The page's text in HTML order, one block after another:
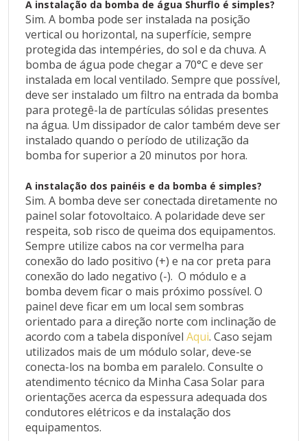
quatro metros pela tubulação.
A instalação da bomba de água Shurflo é
simples?
Sim. A bomba pode ser instalada na posição vertical
ou horizontal, na superfície, sempre protegida das
intempéries, do sol e da chuva. A bomba de água
pode chegar a 70°C e deve ser instalada em local
ventilado. Sempre que possível, deve ser instalado
um filtro na entrada da bomba para protegê-la de
partículas sólidas presentes na água. Um dissipador
de calor também deve ser instalado quando o
período de utilização da bomba for superior a 20
minutos por hora.
A instalação dos painéis e da bomba é simples?
Sim. A bomba deve ser conectada diretamente no
painel solar fotovoltaico. A polaridade deve ser
respeita, sob risco de queima dos equipamentos.
Sempre utilize cabos na cor vermelha para conexão
do lado positivo (+) e na cor preta para conexão do
lado negativo (-). O módulo e a bomba devem ficar
o mais próximo possível. O painel deve ficar em um
local sem sombras orientado para a direção norte
com inclinação de acordo com a tabela disponível
Aqui
. Caso sejam utilizados mais de um módulo solar,
A instalação da bomba de água Shurflo é simples?
Sim. A bomba pode ser instalada na posição
vertical ou horizontal, na superfície, sempre
protegida das intempéries, do sol e da chuva. A
bomba de água pode chegar a 70°C e deve ser
instalada em local ventilado. Sempre que possível,
deve ser instalado um filtro na entrada da bomba
para protegê-la de partículas sólidas presentes
na água. Um dissipador de calor também deve ser
instalado quando o período de utilização da
bomba for superior a 20 minutos por hora.
A instalação dos painéis e da bomba é simples?
Sim. A bomba deve ser conectada diretamente no
painel solar fotovoltaico. A polaridade deve ser
respeita, sob risco de queima dos equipamentos.
Sempre utilize cabos na cor vermelha para
conexão do lado positivo (+) e na cor preta para
conexão do lado negativo (-). O módulo e a
bomba devem ficar o mais próximo possível. O
painel deve ficar em um local sem sombras
orientado para a direção norte com inclinação de
acordo com a tabela disponível Aqui. Caso sejam
utilizados mais de um módulo solar, deve-se
conecta-los na bomba em paralelo. Consulte o
atendimento técnico da Minha Casa Solar para
orientações acerca da espessura adequada dos
condutores elétricos e da instalação dos
equipamentos.